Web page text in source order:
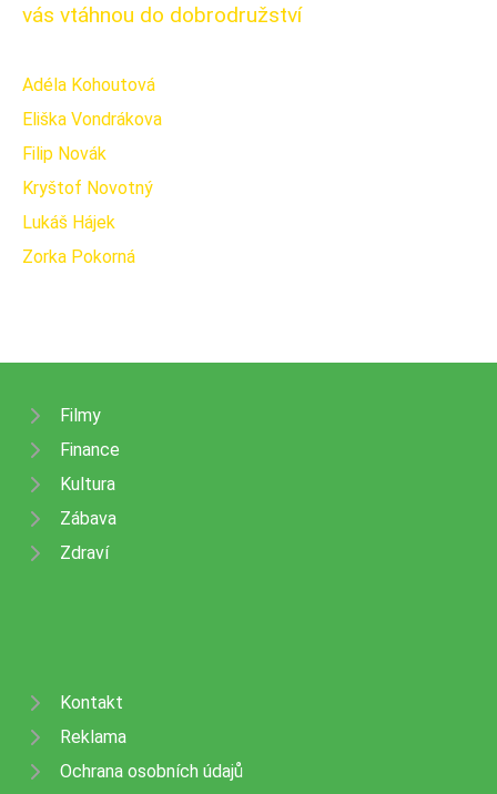
vás vtáhnou do dobrodružství
Adéla Kohoutová
Eliška Vondrákova
Filip Novák
Kryštof Novotný
Lukáš Hájek
Zorka Pokorná
Filmy
Finance
Kultura
Zábava
Zdraví
Kontakt
Reklama
Ochrana osobních údajů